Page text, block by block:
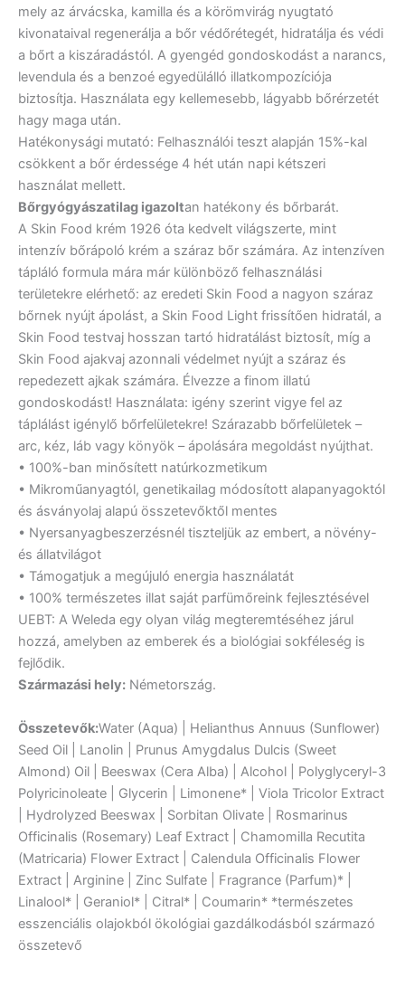
mely az árvácska, kamilla és a körömvirág nyugtató
kivonataival regenerálja a bőr védőrétegét, hidratálja és védi
a bőrt a kiszáradástól. A gyengéd gondoskodást a narancs,
levendula és a benzoé egyedülálló illatkompozíciója
biztosítja. Használata egy kellemesebb, lágyabb bőrérzetét
hagy maga után.
Hatékonysági mutató: Felhasználói teszt alapján 15%-kal
csökkent a bőr érdessége 4 hét után napi kétszeri
használat mellett.
Bőrgyógyászatilag igazoltan hatékony és bőrbarát.
A Skin Food krém 1926 óta kedvelt világszerte, mint
intenzív bőrápoló krém a száraz bőr számára. Az intenzíven
tápláló formula mára már különböző felhasználási
területekre elérhető: az eredeti Skin Food a nagyon száraz
bőrnek nyújt ápolást, a Skin Food Light frissítően hidratál, a
Skin Food testvaj hosszan tartó hidratálást biztosít, míg a
Skin Food ajakvaj azonnali védelmet nyújt a száraz és
repedezett ajkak számára. Élvezze a finom illatú
gondoskodást! Használata: igény szerint vigye fel az
táplálást igénylő bőrfelületekre! Szárazabb bőrfelületek –
arc, kéz, láb vagy könyök – ápolására megoldást nyújthat.
• 100%-ban minősített natúrkozmetikum
• Mikroműanyagtól, genetikailag módosított alapanyagoktól
és ásványolaj alapú összetevőktől mentes
• Nyersanyagbeszerzésnél tiszteljük az embert, a növény-
és állatvilágot
• Támogatjuk a megújuló energia használatát
• 100% természetes illat saját parfümőreink fejlesztésével
UEBT: A Weleda egy olyan világ megteremtéséhez járul
hozzá, amelyben az emberek és a biológiai sokféleség is
fejlődik.
Származási hely: Németország.
Összetevők:Water (Aqua) | Helianthus Annuus (Sunflower)
Seed Oil | Lanolin | Prunus Amygdalus Dulcis (Sweet
Almond) Oil | Beeswax (Cera Alba) | Alcohol | Polyglyceryl-3
Polyricinoleate | Glycerin | Limonene* | Viola Tricolor Extract
| Hydrolyzed Beeswax | Sorbitan Olivate | Rosmarinus
Officinalis (Rosemary) Leaf Extract | Chamomilla Recutita
(Matricaria) Flower Extract | Calendula Officinalis Flower
Extract | Arginine | Zinc Sulfate | Fragrance (Parfum)* |
Linalool* | Geraniol* | Citral* | Coumarin* *természetes
esszenciális olajokból ökológiai gazdálkodásból származó
összetevő